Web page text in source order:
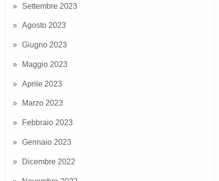
Settembre 2023
Agosto 2023
Giugno 2023
Maggio 2023
Aprile 2023
Marzo 2023
Febbraio 2023
Gennaio 2023
Dicembre 2022